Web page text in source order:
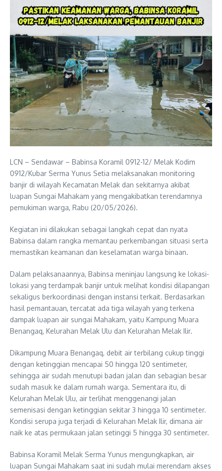
LCN – Sendawar – Babinsa Koramil 0912-12/ Melak Kodim
0912/Kubar Serma Yunus Setia melaksanakan monitoring
banjir di wilayah Kecamatan Melak dan sekitarnya akibat
luapan Sungai Mahakam yang mengakibatkan terendamnya
pemukiman warga, Rabu (20/05/2026).
Kegiatan ini dilakukan sebagai langkah cepat dan nyata
Babinsa dalam rangka memantau perkembangan situasi serta
memastikan keamanan dan keselamatan warga binaan.
Dalam pelaksanaannya, Babinsa meninjau langsung ke lokasi-
lokasi yang terdampak banjir untuk melihat kondisi dilapangan
sekaligus berkoordinasi dengan instansi terkait. Berdasarkan
hasil pemantauan, tercatat ada tiga wilayah yang terkena
dampak luapan air sungai Mahakam, yaitu Kampung Muara
Benangaq, Kelurahan Melak Ulu dan Kelurahan Melak Ilir.
Dikampung Muara Benangaq, debit air terbilang cukup tinggi
dengan ketinggian mencapai 50 hingga 120 sentimeter,
sehingga air sudah menutupi badan jalan dan sebagian besar
sudah masuk ke dalam rumah warga. Sementara itu, di
Kelurahan Melak Ulu, air terlihat menggenangi jalan
semenisasi dengan ketinggian sekitar 3 hingga 10 sentimeter.
Kondisi serupa juga terjadi di Kelurahan Melak Ilir, dimana air
naik ke atas permukaan jalan setinggi 5 hingga 30 sentimeter.
Babinsa Koramil Melak Serma Yunus mengungkapkan, air
luapan Sungai Mahakam saat ini sudah mulai merendam akses